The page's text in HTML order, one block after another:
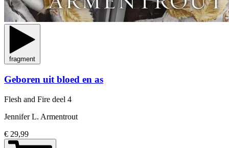
fragment
Geboren uit bloed en as
Flesh and Fire deel 4
Jennifer L. Armentrout
€ 29,99